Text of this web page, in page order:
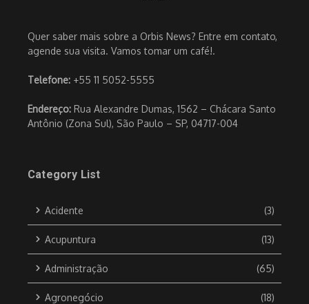
Quer saber mais sobre a Orbis News? Entre em contato,
agende sua visita. Vamos tomar um café!.
Telefone: +55 11 5052-5555
Endereço: Rua Alexandre Dumas, 1562 – Chácara Santo
Antônio (Zona Sul), São Paulo – SP, 04717-004
Category List
Acidente (3)
Acupuntura (13)
Administração (65)
Agronegócio (18)